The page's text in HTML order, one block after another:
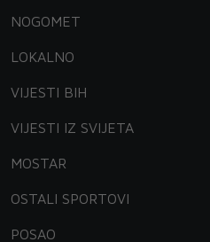
NOGOMET
LOKALNO
VIJESTI BIH
VIJESTI IZ SVIJETA
MOSTAR
OSTALI SPORTOVI
POSAO